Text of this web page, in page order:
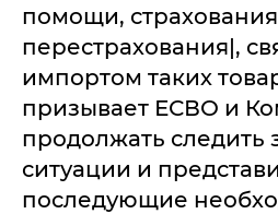
помощи,
перестрахования|,
импортом таких
призывает ЕСВО и
продолжать следить
ситуации и
последующие